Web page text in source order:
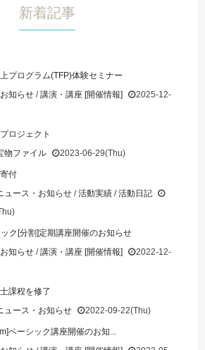
新着記事
プログラム(TFP)体験セミナー
知らせ /講演・講座 [開催情報]
2025-12-
ロジェクト
物ファイル 2023-06-29(Thu)
付
ュース・お知らせ /活動実績 /活動日記
ク[分割]定期講座開催のお知らせ
知らせ /講演・講座 [開催情報]
2022-12-
課程を修了
ュース・お知らせ 2022-09-22(Thu)
ベーシック講座開催のお知...